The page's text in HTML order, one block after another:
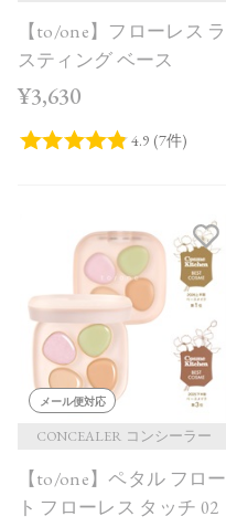
【to/one】フローレス ラ
スティング ベース
¥3,630
メール便対応
CONCEALER コンシーラー
【to/one】ペタル フロー
ト フローレス タッチ 02